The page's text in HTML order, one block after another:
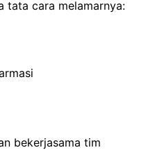
tata cara melamarnya:
bekerjasama tim